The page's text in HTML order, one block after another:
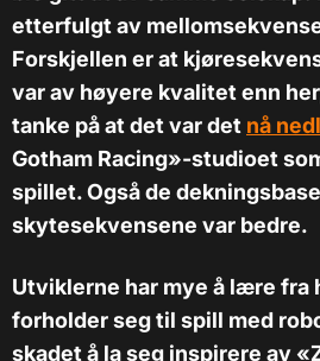
etterfulgt av
Forskjellen er at
var av høyere kvalitet enn
tanke på at det var det nå
Gotham Racing»-studioet
spillet. Også de
skytesekvensene var bedre.
Utviklerne har mye å lære fra
forholder seg til spill med
skadet å la seg inspirere av